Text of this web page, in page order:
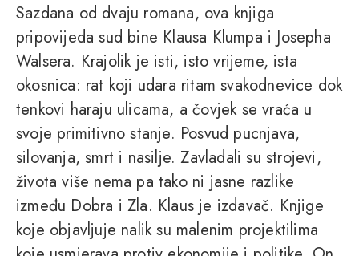
Sazdana od dvaju romana, ova knjiga
pripovijeda sud bine Klausa Klumpa i Josepha
Walsera. Krajolik je isti, isto vrijeme, ista
okosnica: rat koji udara ritam svakodnevice dok
tenkovi haraju ulicama, a čovjek se vraća u
svoje primitivno stanje. Posvud pucnjava,
silovanja, smrt i nasilje. Zavladali su strojevi,
života više nema pa tako ni jasne razlike
između Dobra i Zla. Klaus je izdavač. Knjige
koje objavljuje nalik su malenim projektilima